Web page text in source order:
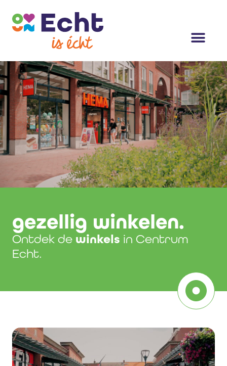
gezellig winkelen.
Ontdek de winkels in Centrum
Echt.